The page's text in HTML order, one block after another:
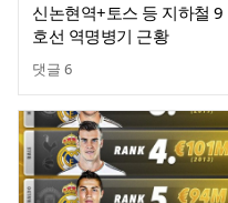
신논현역+토스 등 지하철 9
호선 역명병기 근황
댓글 6